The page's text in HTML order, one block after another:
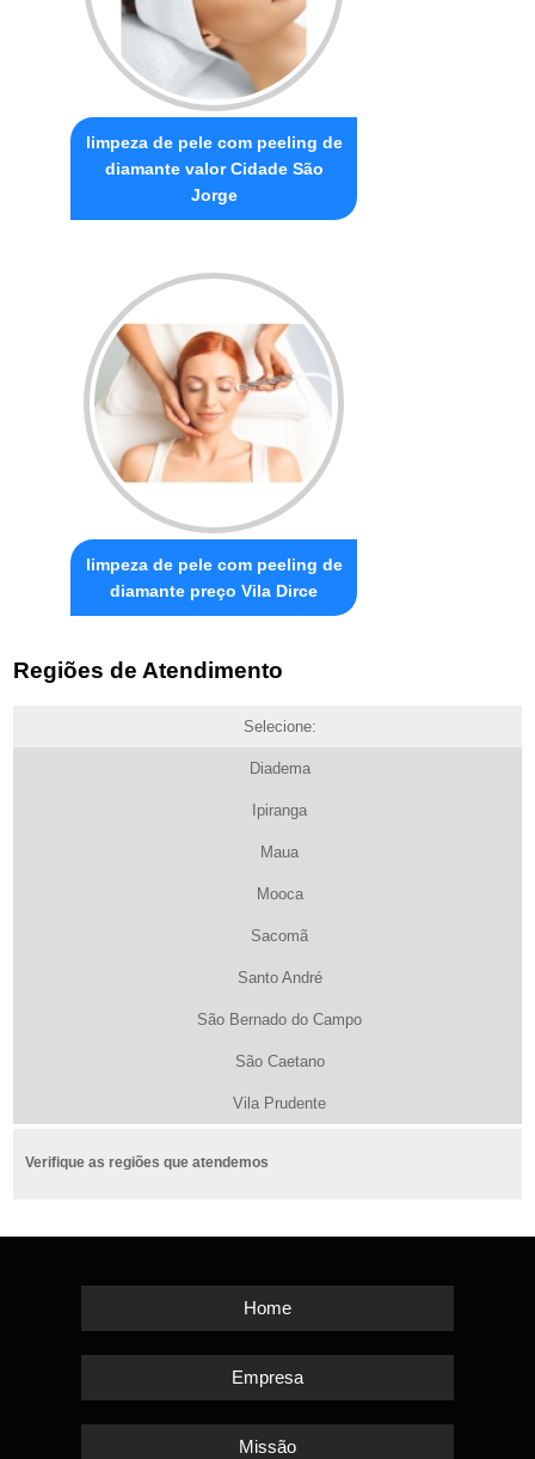
limpeza de pele com peeling de
diamante valor Cidade São
Jorge
limpeza de pele com peeling de
diamante preço Vila Dirce
Regiões de Atendimento
Selecione:
Diadema
Ipiranga
Maua
Mooca
Sacomã
Santo André
São Bernado do Campo
São Caetano
Vila Prudente
Verifique as regiões que atendemos
Home
Empresa
Missão